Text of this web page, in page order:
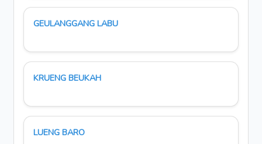
GEULANGGANG LABU
KRUENG BEUKAH
LUENG BARO